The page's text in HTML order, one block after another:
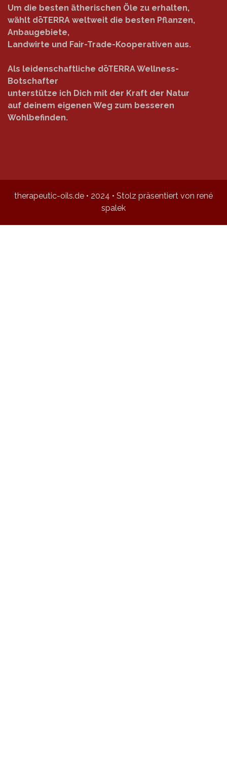
Um die besten ätherischen Öle zu erhalten,
wählt dōTERRA weltweit die besten Pflanzen,
Anbaugebiete,
Landwirte und Fair-Trade-Kooperativen aus.
Als leidenschaftliche dōTERRA Wellness-
Botschafter
unterstütze ich Dich mit der Kraft der Natur
auf deinem eigenen Weg zum besseren
Wohlbefinden.
therapeutic-oils.de • 2024 • Stolz präsentiert von rené
spalek